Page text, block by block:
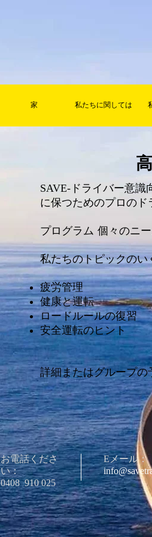
家 私たちに関しては
SAVE-ドライバー意識
に保つためのプロのド
プログラム 個々のニ
私たちのトピックのい
疲労管理
健康と運転
ロードルールの復習
安全運転のヒント
詳細またはグループの
お電話くださ
い：
0408 910 025
Eメール：